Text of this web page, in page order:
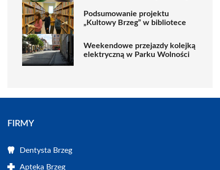
Podsumowanie projektu
„Kultowy Brzeg” w bibliotece
Weekendowe przejazdy kolejką
elektryczną w Parku Wolności
FIRMY
Dentysta Brzeg
Apteka Brzeg